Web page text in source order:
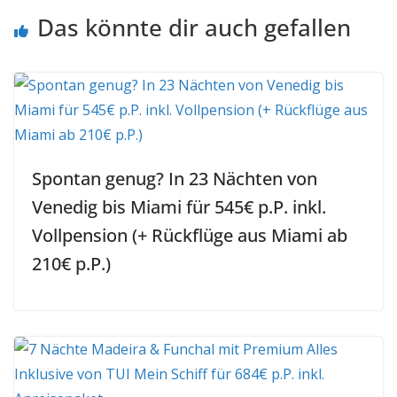
Das könnte dir auch gefallen
Spontan genug? In 23 Nächten von
Venedig bis Miami für 545€ p.P. inkl.
Vollpension (+ Rückflüge aus Miami ab
210€ p.P.)